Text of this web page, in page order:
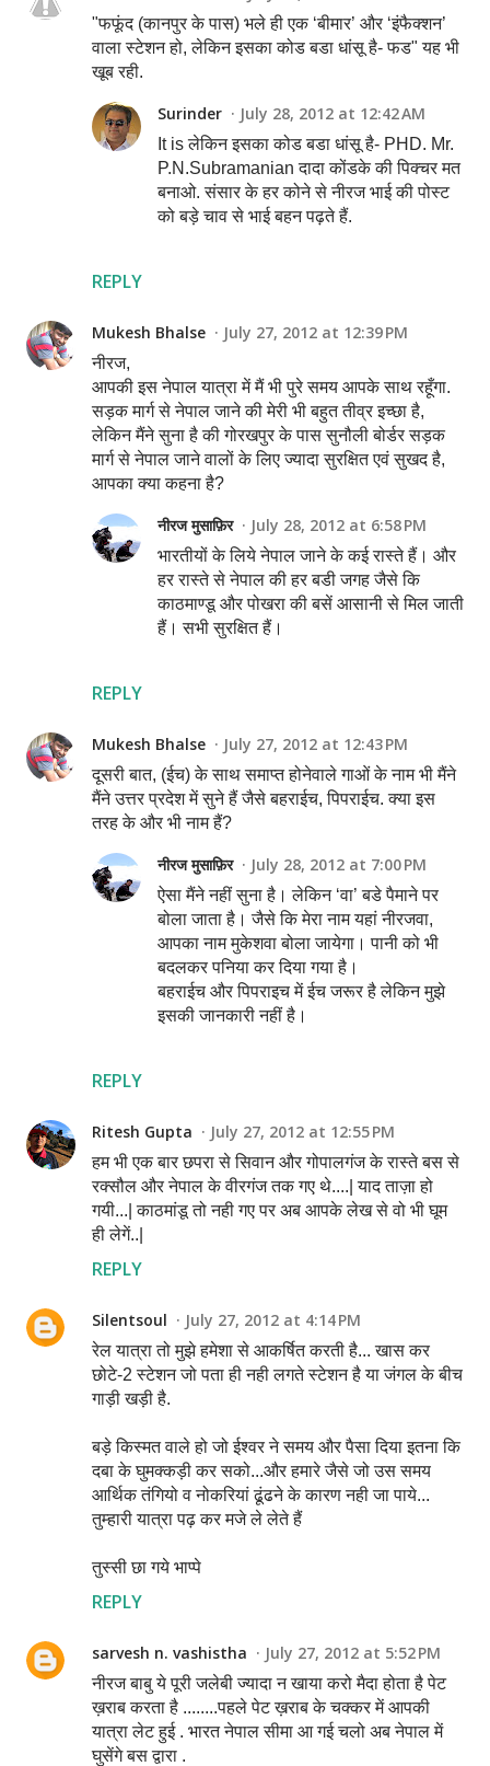
"फफूंद (कानपुर के पास) भले ही एक ‘बीमार’ और ‘इंफैक्शन’
वाला स्टेशन हो, लेकिन इसका कोड बडा धांसू है- फड" यह भी
खूब रही.
REPLY
Surinder July 28, 2012 at 12:42 AM
It is लेकिन इसका कोड बडा धांसू है- PHD. Mr.
P.N.Subramanian दादा कोंडके की पिक्चर मत
बनाओ. संसार के हर कोने से नीरज भाई की पोस्ट
को बड़े चाव से भाई बहन पढ़ते हैं.
Mukesh Bhalse July 27, 2012 at 12:39 PM
नीरज,
आपकी इस नेपाल यात्रा में मैं भी पुरे समय आपके साथ रहूँगा.
सड़क मार्ग से नेपाल जाने की मेरी भी बहुत तीव्र इच्छा है,
लेकिन मैंने सुना है की गोरखपुर के पास सुनौली बोर्डर सड़क
मार्ग से नेपाल जाने वालों के लिए ज्यादा सुरक्षित एवं सुखद है,
आपका क्या कहना है?
REPLY
नीरज मुसाफ़िर July 28, 2012 at 6:58 PM
भारतीयों के लिये नेपाल जाने के कई रास्ते हैं। और
हर रास्ते से नेपाल की हर बडी जगह जैसे कि
काठमाण्डू और पोखरा की बसें आसानी से मिल जाती
हैं। सभी सुरक्षित हैं।
Mukesh Bhalse July 27, 2012 at 12:43 PM
दूसरी बात, (ईच) के साथ समाप्त होनेवाले गाओं के नाम भी मैंने
मैंने उत्तर प्रदेश में सुने हैं जैसे बहराईच, पिपराईच. क्या इस
तरह के और भी नाम हैं?
REPLY
नीरज मुसाफ़िर July 28, 2012 at 7:00 PM
ऐसा मैंने नहीं सुना है। लेकिन ‘वा’ बडे पैमाने पर
बोला जाता है। जैसे कि मेरा नाम यहां नीरजवा,
आपका नाम मुकेशवा बोला जायेगा। पानी को भी
बदलकर पनिया कर दिया गया है।
बहराईच और पिपराइच में ईच जरूर है लेकिन मुझे
इसकी जानकारी नहीं है।
Ritesh Gupta July 27, 2012 at 12:55 PM
हम भी एक बार छपरा से सिवान और गोपालगंज के रास्ते बस से
रक्सौल और नेपाल के वीरगंज तक गए थे....| याद ताज़ा हो
गयी...| काठमांडू तो नही गए पर अब आपके लेख से वो भी घूम
ही लेगें..|
REPLY
Silentsoul July 27, 2012 at 4:14 PM
रेल यात्रा तो मुझे हमेशा से आकर्षित करती है... खास कर
छोटे-2 स्टेशन जो पता ही नही लगते स्टेशन है या जंगल के बीच
गाड़ी खड़ी है.
बड़े किस्मत वाले हो जो ईश्वर ने समय और पैसा दिया इतना कि
दबा के घुमक्कड़ी कर सको...और हमारे जैसे जो उस समय
आर्थिक तंगियो व नोकरियां ढूंढने के कारण नही जा पाये...
तुम्हारी यात्रा पढ़ कर मजे ले लेते हैं
तुस्सी छा गये भाप्पे
REPLY
sarvesh n. vashistha July 27, 2012 at 5:52 PM
नीरज बाबु ये पूरी जलेबी ज्यादा न खाया करो मैदा होता है पेट
ख़राब करता है ........पहले पेट ख़राब के चक्कर में आपकी
यात्रा लेट हुई . भारत नेपाल सीमा आ गई चलो अब नेपाल में
घुसेंगे बस द्वारा .